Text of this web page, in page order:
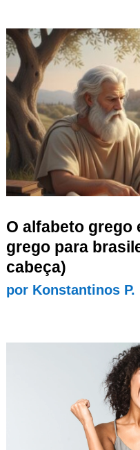
O alfabeto grego
grego para
cabeça)
por Konstantinos P.